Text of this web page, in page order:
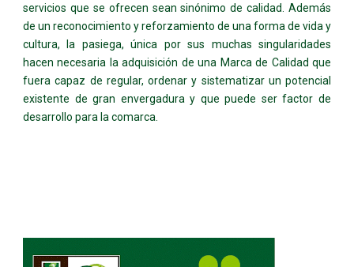
servicios que se ofrecen sean sinónimo de calidad. Además
de un reconocimiento y reforzamiento de una forma de vida y
cultura, la pasiega, única por sus muchas singularidades
hacen necesaria la adquisición de una Marca de Calidad que
fuera capaz de regular, ordenar y sistematizar un potencial
existente de gran envergadura y que puede ser factor de
desarrollo para la comarca.